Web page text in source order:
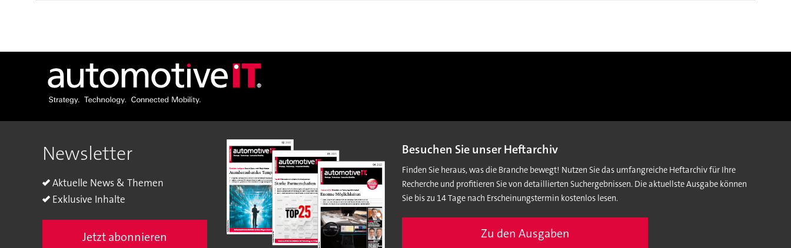
Newsletter
Aktuelle News & Themen
Exklusive Inhalte
Jetzt abonnieren
Besuchen Sie unser Heftarchiv
Finden Sie heraus, was die Branche bewegt! Nutzen Sie das umfangreiche Heftarchiv für Ihre
Recherche und profitieren Sie von detaillierten Suchergebnissen. Die aktuellste Ausgabe können
Sie bis zu 14 Tage nach Erscheinungstermin kostenlos lesen.
Zu den Ausgaben